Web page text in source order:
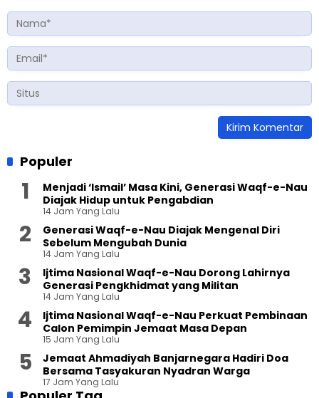
Populer
Menjadi ‘Ismail’ Masa Kini, Generasi Waqf-e-Nau
Diajak Hidup untuk Pengabdian
14 Jam Yang Lalu
Generasi Waqf-e-Nau Diajak Mengenal Diri
Sebelum Mengubah Dunia
14 Jam Yang Lalu
Ijtima Nasional Waqf-e-Nau Dorong Lahirnya
Generasi Pengkhidmat yang Militan
14 Jam Yang Lalu
Ijtima Nasional Waqf-e-Nau Perkuat Pembinaan
Calon Pemimpin Jemaat Masa Depan
15 Jam Yang Lalu
Jemaat Ahmadiyah Banjarnegara Hadiri Doa
Bersama Tasyakuran Nyadran Warga
17 Jam Yang Lalu